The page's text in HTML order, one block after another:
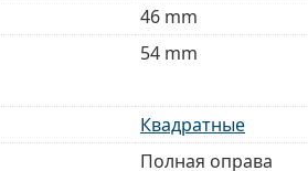
46 mm
54 mm
Квадратные
Полная оправа